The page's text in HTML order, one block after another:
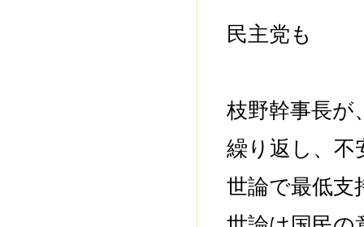
民主党も
枝野幹事長が
繰り返し、不
世論で最低支